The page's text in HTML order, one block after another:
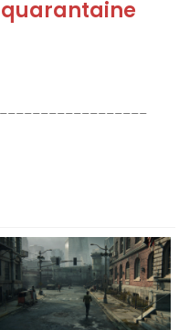
quarantaine